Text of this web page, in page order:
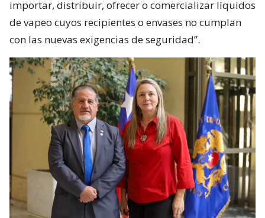
importar, distribuir, ofrecer o comercializar líquidos
de vapeo cuyos recipientes o envases no cumplan
con las nuevas exigencias de seguridad”.